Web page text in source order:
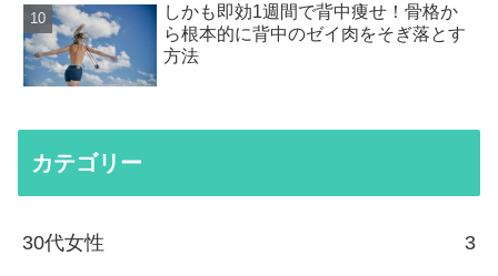
しかも即効1週間で背中痩せ！骨格か
ら根本的に背中のゼイ肉をそぎ落とす
方法
カテゴリー
30代女性 3